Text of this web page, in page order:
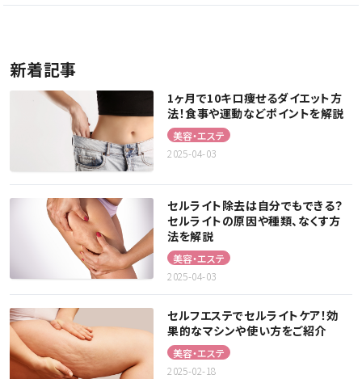
新着記事
1ヶ月で10キロ痩せるダイエット方
法！食事や運動などポイントを解説
美容・エステ
2025-04-03
セルライト除去は自分でもできる？
セルライトの原因や種類、なくす方
法を解説
美容・エステ
2025-04-03
セルフエステでセルライトケア！効
果的なマシンや使い方をご紹介
美容・エステ
2025-02-18